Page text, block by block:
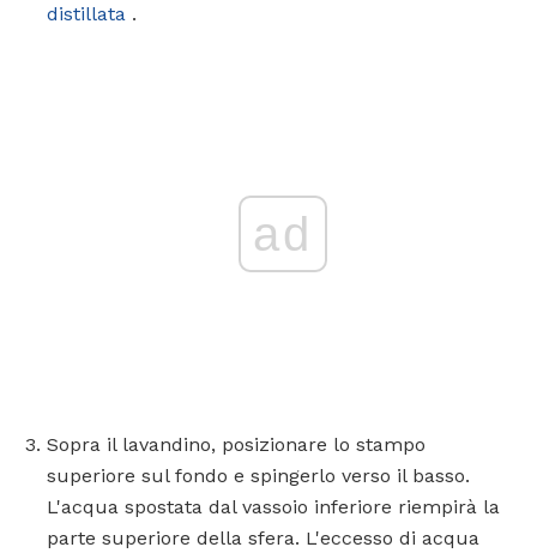
distillata .
ad
Sopra il lavandino, posizionare lo stampo
superiore sul fondo e spingerlo verso il basso.
L'acqua spostata dal vassoio inferiore riempirà la
parte superiore della sfera. L'eccesso di acqua